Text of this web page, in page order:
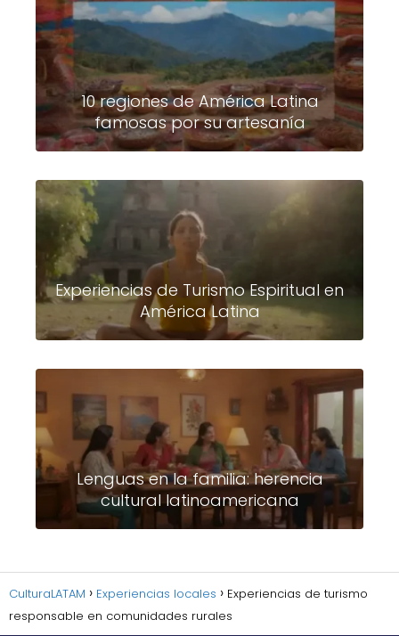
10 regiones de América Latina
famosas por su artesanía
Experiencias de Turismo Espiritual en
América Latina
Lenguas en la familia: herencia
cultural latinoamericana
CulturaLATAM Experiencias locales
Experiencias de turismo
responsable en comunidades rurales